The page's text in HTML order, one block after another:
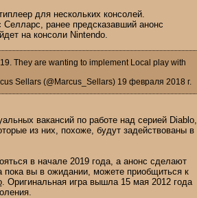
для нескольких консолей.
ранее предсказавший анонс
на консоли Nintendo.
They are wanting to implement Local play with
Sellars (@Marcus_Sellars) 19 февраля 2018 г.
вакансий по работе над серией Diablo,
из них, похоже, будут задействованы в
в начале 2019 года, а анонс сделают
вы в ожидании, можете приобщиться к
. Оригинальная игра вышла 15 мая 2012 года